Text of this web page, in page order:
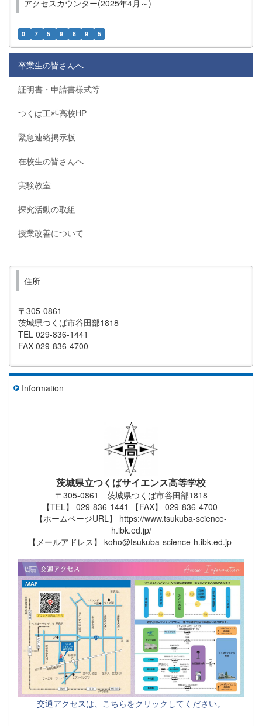
アクセスカウンター(2025年4月～)
0 7 5 9 8 9 5
卒業生の皆さんへ
証明書・申請書様式等
つくば工科高校HP
緊急連絡掲示板
在校生の皆さんへ
実験教室
探究活動の取組
授業改善について
住所
〒305-0861
茨城県つくば市谷田部1818
TEL 029-836-1441
FAX 029-836-4700
Information
茨城県立つくばサイエンス高等学校
〒305-0861 茨城県つくば市谷田部1818
【TEL】 029-836-1441 【FAX】 029-836-4700
【ホームページURL】 https://www.tsukuba-science-
h.ibk.ed.jp/
【メールアドレス】 koho@tsukuba-science-h.ibk.ed.jp
交通アクセスは、こちらをクリックしてください。